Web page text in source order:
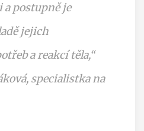
postupně je
jejich
a reakcí těla,“
specialistka na